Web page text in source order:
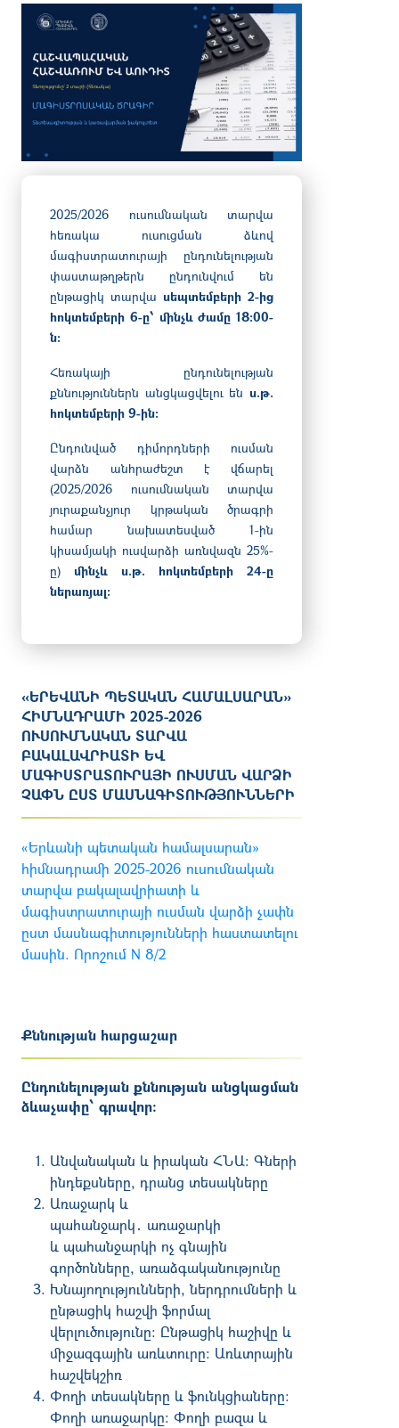
2025/2026 ուսումնական տարվա
հեռակա ուսուցման ձևով
մագիստրատուրայի ընդունելության
փաստաթղթերն ընդունվում են
ընթացիկ տարվա սեպտեմբերի 2-ից
հոկտեմբերի 6-ը՝ մինչև ժամը 18:00-
ն։
Հեռակայի ընդունելության
քննություններն անցկացվելու են ս.թ.
հոկտեմբերի 9-ին:
Ընդունված դիմորդների ուսման
վարձն անհրաժեշտ է վճարել
(2025/2026 ուսումնական տարվա
յուրաքանչյուր կրթական ծրագրի
համար նախատեսված 1-ին
կիսամյակի ուսվարձի առնվազն 25%-
ը) մինչև ս.թ. հոկտեմբերի 24-ը
ներառյալ:
«ԵՐԵՎԱՆԻ ՊԵՏԱԿԱՆ ՀԱՄԱԼՍԱՐԱՆ»
ՀԻՄՆԱԴՐԱՄԻ 2025-2026
ՈՒՍՈՒՄՆԱԿԱՆ ՏԱՐՎԱ
ԲԱԿԱԼԱՎՐԻԱՏԻ ԵՎ
ՄԱԳԻՍՏՐԱՏՈՒՐԱՅԻ ՈՒՍՄԱՆ ՎԱՐՁԻ
ՉԱՓՆ ԸՍՏ ՄԱՍՆԱԳԻՏՈՒԹՅՈՒՆՆԵՐԻ
«Երևանի պետական համալսարան»
հիմնադրամի 2025-2026 ուսումնական
տարվա բակալավրիատի և
մագիստրատուրայի ուսման վարձի չափն
ըստ մասնագիտությունների հաստատելու
մասին. Որոշում N 8/2
Քննության հարցաշար
Ընդունելության քննության անցկացման
ձևաչափը՝ գրավոր:
Անվանական և իրական ՀՆԱ: Գների
ինդեքսները, դրանց տեսակները
Առաջարկ և
պահանջարկ․ առաջարկի
և պահանջարկի ոչ գնային
գործոնները, առաձգականությունը
Խնայողությունների, ներդրումների և
ընթացիկ հաշվի ֆորմալ
վերլուծությունը: Ընթացիկ հաշիվը և
միջազգային առևտուրը: Առևտրային
հաշվեկշիռ
Փողի տեսակները և ֆունկցիաները:
Փողի առաջարկը: Փողի բազա և